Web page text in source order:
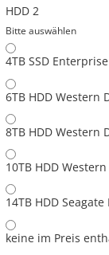
HDD 2
Bitte auswählen
4TB SSD
6TB HDD Western
8TB HDD Western
10TB HDD
14TB HDD
keine im Preis